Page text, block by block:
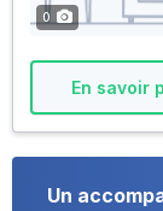
0
En savoir
Un